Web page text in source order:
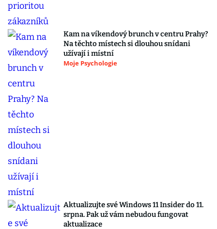
Kam na víkendový brunch v centru Prahy?
Na těchto místech si dlouhou snídani
užívají i místní
Moje Psychologie
Aktualizujte své Windows 11 Insider do 11.
srpna. Pak už vám nebudou fungovat
aktualizace